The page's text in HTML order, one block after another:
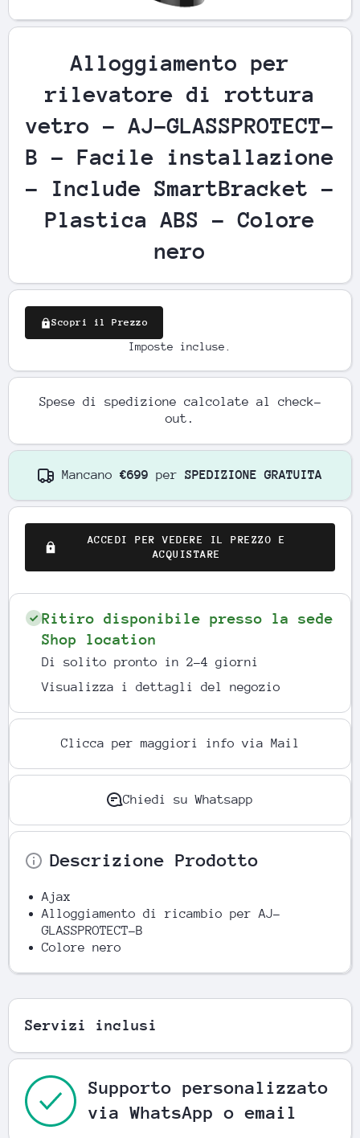
Apri contenuti multimediali 1 in finestra modale
Alloggiamento per
rilevatore di rottura
vetro - AJ-GLASSPROTECT-
B - Facile installazione
- Include SmartBracket -
Plastica ABS - Colore
nero
Scopri il Prezzo
Imposte incluse.
Spese di spedizione calcolate al check-
out.
Mancano €699 per SPEDIZIONE GRATUITA
ACCEDI PER VEDERE IL PREZZO E
ACQUISTARE
Ritiro disponibile presso la sede
Shop location
Di solito pronto in 2-4 giorni
Visualizza i dettagli del negozio
Clicca per maggiori info via Mail
Chiedi su Whatsapp
Descrizione Prodotto
Ajax
Alloggiamento di ricambio per AJ-
GLASSPROTECT-B
Colore nero
Servizi inclusi
Supporto personalizzato
via WhatsApp o email